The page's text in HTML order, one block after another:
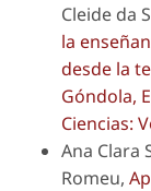
Cleide da
la
desde la
Góndola,
Ciencias:
Ana Clara
Romeu,